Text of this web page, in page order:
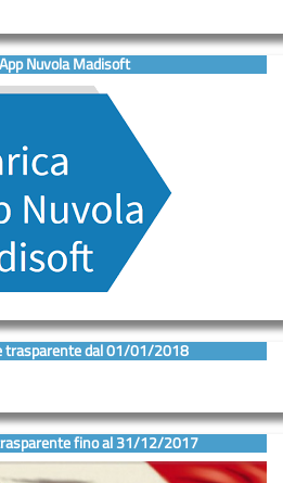
Nuvola Madisoft
trasparente dal 01/01/2018
fino al 31/12/2017